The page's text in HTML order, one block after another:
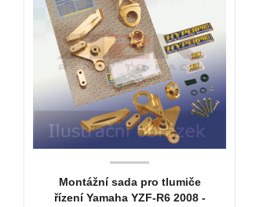
Montážní sada pro tlumiče
řízení Yamaha YZF-R6 2008 -